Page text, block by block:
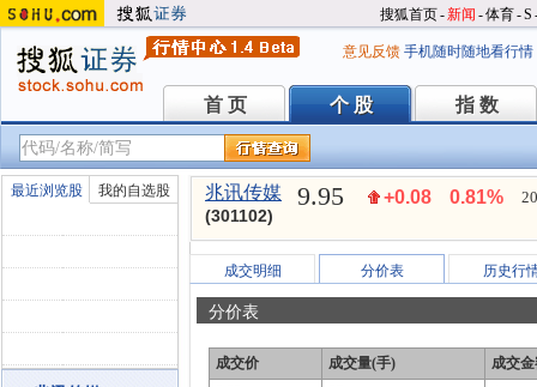
搜狐首页-新闻 -体育-S
意见反馈 手机随时随地看行情
首 页
首 页 个 股
个 股 指 数
指 数
最近浏览股 我的自选股 兆讯传媒
(301102)
9.95 +0.08 0.81%
成交明细 分价表 历史行
分价表
成交价 成交量(手)
成交